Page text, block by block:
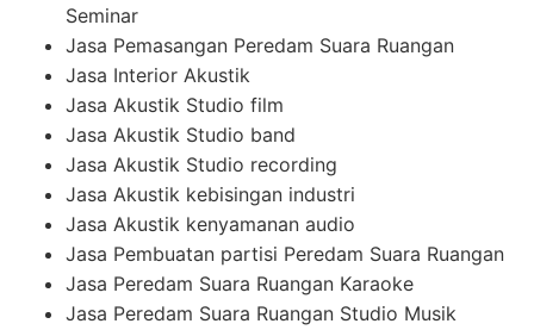
Seminar
Jasa Pemasangan Peredam Suara Ruangan
Jasa Interior Akustik
Jasa Akustik Studio film
Jasa Akustik Studio band
Jasa Akustik Studio recording
Jasa Akustik kebisingan industri
Jasa Akustik kenyamanan audio
Jasa Pembuatan partisi Peredam Suara Ruangan
Jasa Peredam Suara Ruangan Karaoke
Jasa Peredam Suara Ruangan Studio Musik